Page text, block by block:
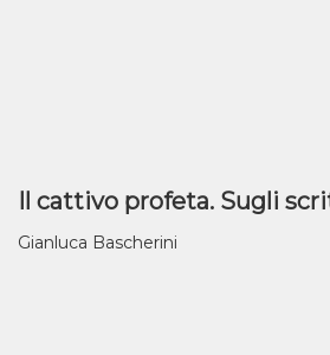
Il cattivo profeta. Sugli
Gianluca Bascherini